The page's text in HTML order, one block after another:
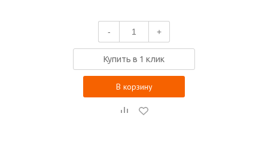
- +
Купить в 1 клик
В корзину